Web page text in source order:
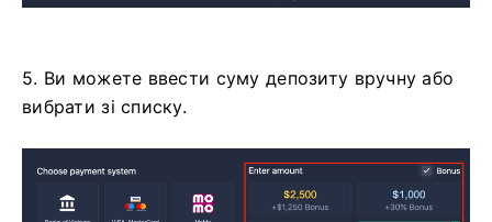
5. Ви можете ввести суму депозиту вручну або
вибрати зі списку.